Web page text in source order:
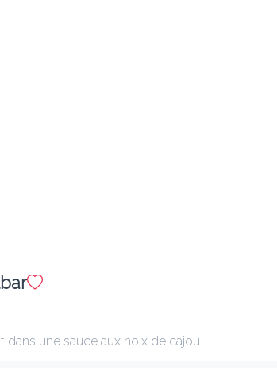
16 Calamar Pokhari
dans une sauce aux noix de cajou